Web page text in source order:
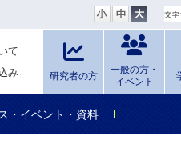
て
み
研究者の方
一般の方・
イベント
・イベント・資料